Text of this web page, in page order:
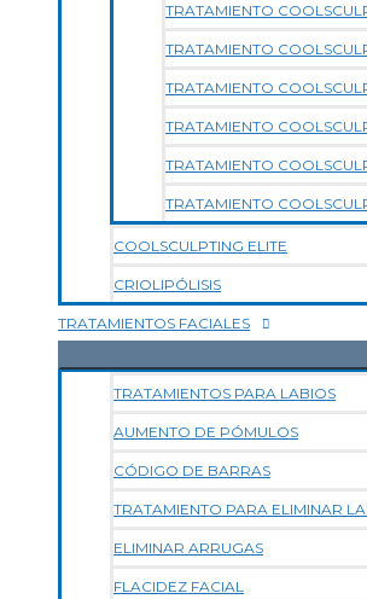
TRATAMIENTO
TRATAMIENTO
TRATAMIENTO
TRATAMIENTO
TRATAMIENTO
TRATAMIENTO
COOLSCULPTING ELITE
CRIOLIPÓLISIS
TRATAMIENTOS FACIALES
TRATAMIENTOS PARA LABIOS
AUMENTO DE PÓMULOS
CÓDIGO DE BARRAS
TRATAMIENTO PARA ELIMINAR
ELIMINAR ARRUGAS
FLACIDEZ FACIAL